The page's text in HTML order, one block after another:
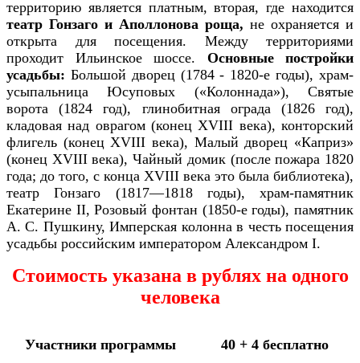
территорию является платным, вторая, где находится
театр Гонзаго и Аполлонова роща, не охраняется и
открыта для посещения. Между территориями
проходит Ильинское шоссе. Основные постройки
усадьбы: Большой дворец (1784 - 1820-е годы), храм-
усыпальница Юсуповых («Колоннада»), Святые
ворота (1824 год), глинобитная ограда (1826 год),
кладовая над оврагом (конец XVIII века), конторский
флигель (конец XVIII века), Малый дворец «Каприз»
(конец XVIII века), Чайный домик (после пожара 1820
года; до того, с конца XVIII века это была библиотека),
театр Гонзаго (1817—1818 годы), храм-памятник
Екатерине II, Розовый фонтан (1850-е годы), памятник
А. С. Пушкину, Имперская колонна в честь посещения
усадьбы российским императором Александром I.
Стоимость указана в рублях на одного
человека
Участники программы 40 + 4 бесплатно